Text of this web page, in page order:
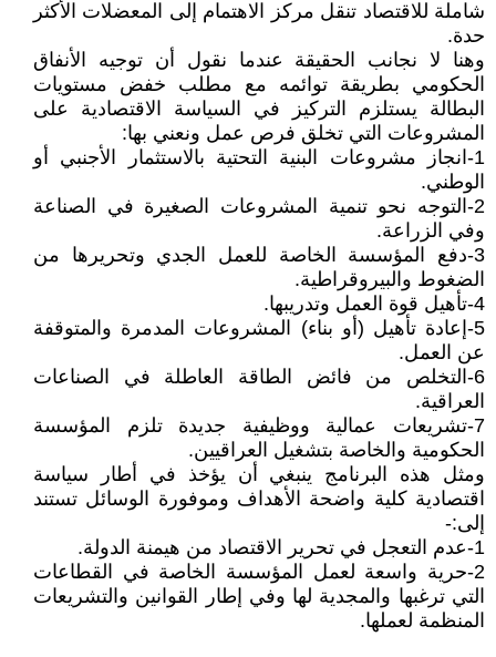
شاملة للاقتصاد تنقل مركز الاهتمام إلى المعضلات الأكثر
حدة.
وهنا لا نجانب الحقيقة عندما نقول أن توجيه الأنفاق
الحكومي بطريقة توائمه مع مطلب خفض مستويات
البطالة يستلزم التركيز في السياسة الاقتصادية على
المشروعات التي تخلق فرص عمل ونعني بها:
1-انجاز مشروعات البنية التحتية بالاستثمار الأجنبي أو
الوطني.
2-التوجه نحو تنمية المشروعات الصغيرة في الصناعة
وفي الزراعة.
3-دفع المؤسسة الخاصة للعمل الجدي وتحريرها من
الضغوط والبيروقراطية.
4-تأهيل قوة العمل وتدريبها.
5-إعادة تأهيل (أو بناء) المشروعات المدمرة والمتوقفة
عن العمل.
6-التخلص من فائض الطاقة العاطلة في الصناعات
العراقية.
7-تشريعات عمالية ووظيفية جديدة تلزم المؤسسة
الحكومية والخاصة بتشغيل العراقيين.
ومثل هذه البرنامج ينبغي أن يؤخذ في أطار سياسة
اقتصادية كلية واضحة الأهداف وموفورة الوسائل تستند
إلى:-
1-عدم التعجل في تحرير الاقتصاد من هيمنة الدولة.
2-حرية واسعة لعمل المؤسسة الخاصة في القطاعات
التي ترغبها والمجدية لها وفي إطار القوانين والتشريعات
المنظمة لعملها.